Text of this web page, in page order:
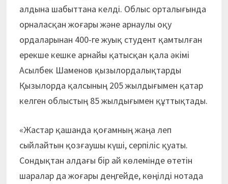
алдына шабыттана келді. Облыс орталығында
орналасқан жоғары және арнаулы оқу
ордаларынан 400-ге жуық студент қамтылған
ерекше кешке арнайы қатысқан қала әкімі
Асылбек Шаменов қызылордалықтарды
Қызылорда қалсының 205 жылдығымен қатар
келген облыстың 85 жылдығымен құттықтады.
«Жастар қашанда қоғамның жаңа леп
сыйлайтын қозғаушы күші, серпіліс қуаты.
Сондықтан алдағы бір ай көлемінде өтетін
шаралар да жоғары деңгейде, көңілді нотада